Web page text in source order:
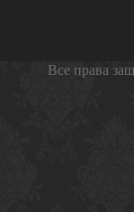
Все права